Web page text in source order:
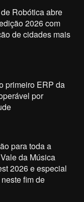
Robótica abre
2026 com
de cidades mais
primeiro ERP da
por
para toda a
da Música
2026 e especial
fim de